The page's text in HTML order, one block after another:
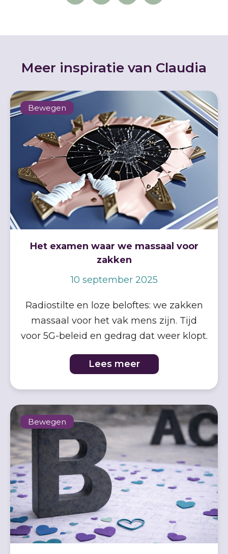
Meer inspiratie van Claudia
Bewegen
Het examen waar we massaal voor
zakken
10 september 2025
Radiostilte en loze beloftes: we zakken
massaal voor het vak mens zijn. Tijd
voor 5G-beleid en gedrag dat weer klopt.
Lees meer
Bewegen